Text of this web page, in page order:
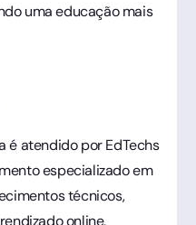
uma educação mais
é atendido por EdTechs
especializado em
técnicos,
online,